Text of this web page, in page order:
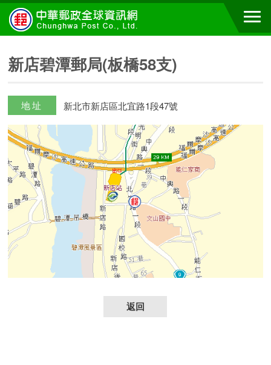
新店碧潭郵局(板橋58支)
地址 新北市新店區北宜路1段47號